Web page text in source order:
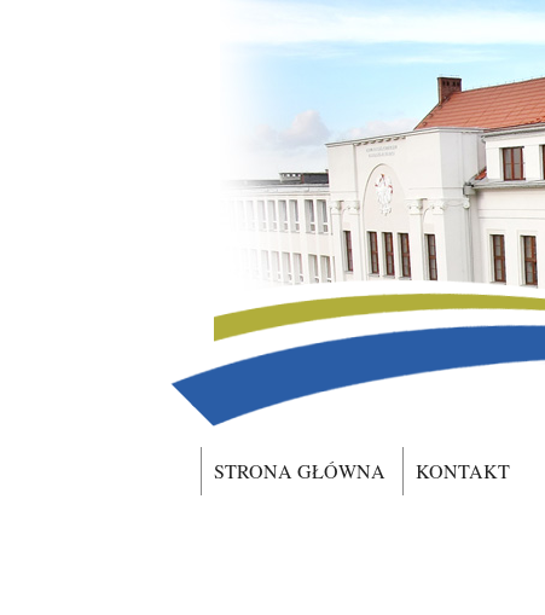
STRONA GŁÓWNA KONTAKT